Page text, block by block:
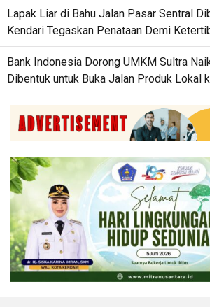
Lapak Liar di Bahu Jalan Pasar Sentral
Kendari Tegaskan Penataan Demi
Bank Indonesia Dorong UMKM Sultra
Dibentuk untuk Buka Jalan Produk Lokal